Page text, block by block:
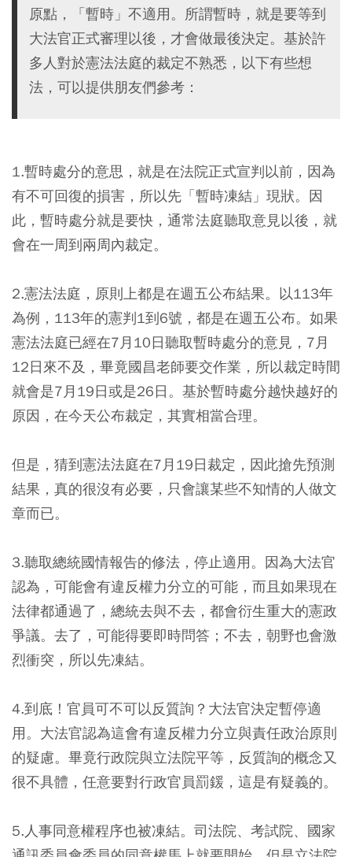
原點，「暫時」不適用。所謂暫時，就是要等到
大法官正式審理以後，才會做最後決定。基於許
多人對於憲法法庭的裁定不熟悉，以下有些想
法，可以提供朋友們參考：
1.暫時處分的意思，就是在法院正式宣判以前，因為
有不可回復的損害，所以先「暫時凍結」現狀。因
此，暫時處分就是要快，通常法庭聽取意見以後，就
會在一周到兩周內裁定。
2.憲法法庭，原則上都是在週五公布結果。以113年
為例，113年的憲判1到6號，都是在週五公布。如果
憲法法庭已經在7月10日聽取暫時處分的意見，7月
12日來不及，畢竟國昌老師要交作業，所以裁定時間
就會是7月19日或是26日。基於暫時處分越快越好的
原因，在今天公布裁定，其實相當合理。
但是，猜到憲法法庭在7月19日裁定，因此搶先預測
結果，真的很沒有必要，只會讓某些不知情的人做文
章而已。
3.聽取總統國情報告的修法，停止適用。因為大法官
認為，可能會有違反權力分立的可能，而且如果現在
法律都通過了，總統去與不去，都會衍生重大的憲政
爭議。去了，可能得要即時問答；不去，朝野也會激
烈衝突，所以先凍結。
4.到底！官員可不可以反質詢？大法官決定暫停適
用。大法官認為這會有違反權力分立與責任政治原則
的疑慮。畢竟行政院與立法院平等，反質詢的概念又
很不具體，任意要對行政官員罰鍰，這是有疑義的。
5.人事同意權程序也被凍結。司法院、考試院、國家